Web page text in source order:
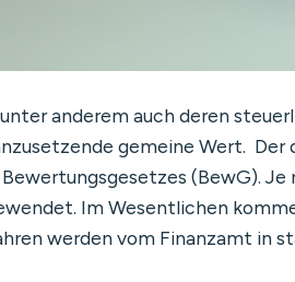
anderem auch deren
gemeine Wert.
(BewG).
Im Wesentlichen
werden vom Finanzamt in